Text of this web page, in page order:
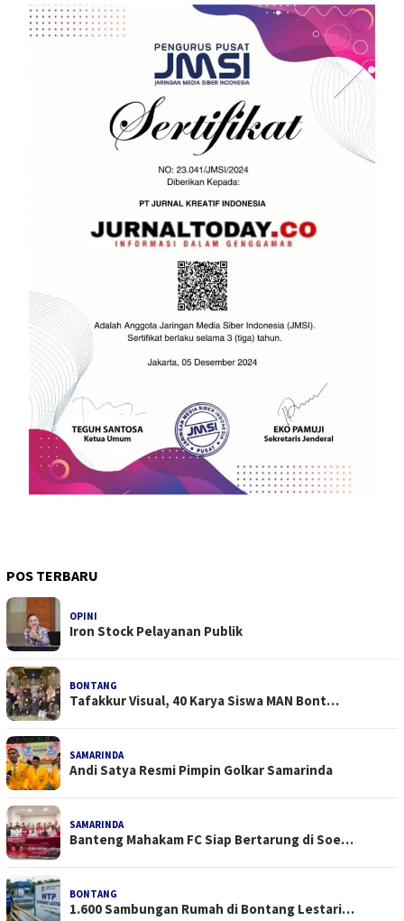
POS TERBARU
OPINI
Iron Stock Pelayanan Publik
BONTANG
Tafakkur Visual, 40 Karya Siswa MAN Bont…
SAMARINDA
Andi Satya Resmi Pimpin Golkar Samarinda
SAMARINDA
Banteng Mahakam FC Siap Bertarung di Soe…
BONTANG
1.600 Sambungan Rumah di Bontang Lestari…